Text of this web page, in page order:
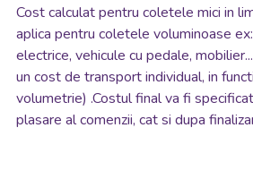
Cost calculat pentru coletele mici in
aplica pentru coletele voluminoase
electrice, vehicule cu pedale,
un cost de transport individual, in
volumetrie) .Costul final va fi
plasare al comenzii, cat si dupa